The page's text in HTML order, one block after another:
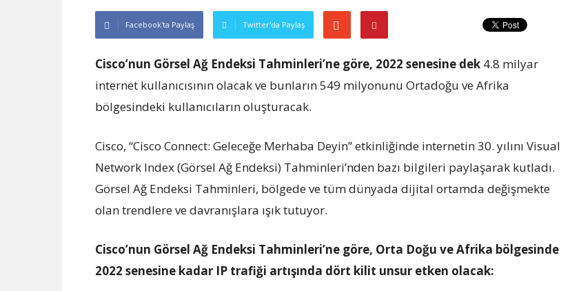
Facebook'ta Paylaş Twitter'da Paylaş
Cisco’nun Görsel Ağ Endeksi Tahminleri’ne göre, 2022 senesine dek 4.8 milyar
internet kullanıcısının olacak ve bunların 549 milyonunu Ortadoğu ve Afrika
bölgesindeki kullanıcıların oluşturacak.
Cisco, “Cisco Connect: Geleceğe Merhaba Deyin” etkinliğinde internetin 30. yılını Visual
Network Index (Görsel Ağ Endeksi) Tahminleri’nden bazı bilgileri paylaşarak kutladı.
Görsel Ağ Endeksi Tahminleri, bölgede ve tüm dünyada dijital ortamda değişmekte
olan trendlere ve davranışlara ışık tutuyor.
Cisco’nun Görsel Ağ Endeksi Tahminleri’ne göre, Orta Doğu ve Afrika bölgesinde
2022 senesine kadar IP trafiği artışında dört kilit unsur etken olacak: